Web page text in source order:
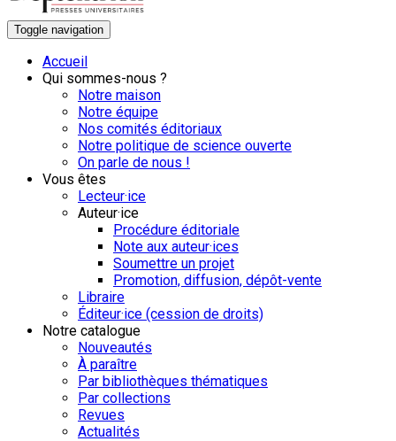
Toggle navigation
Accueil
Qui sommes-nous ?
Notre maison
Notre équipe
Nos comités éditoriaux
Notre politique de science ouverte
On parle de nous !
Vous êtes
Lecteur·ice
Auteur·ice
Procédure éditoriale
Note aux auteur·ices
Soumettre un projet
Promotion, diffusion, dépôt-vente
Libraire
Éditeur·ice (cession de droits)
Notre catalogue
Nouveautés
À paraître
Par bibliothèques thématiques
Par collections
Revues
Actualités